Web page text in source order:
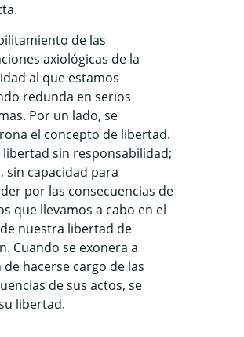
de las
axiológicas de la
al que estamos
redunda en serios
Por un lado, se
el concepto de libertad.
libertad sin responsabilidad;
sin capacidad para
por las consecuencias de
que llevamos a cabo en el
nuestra libertad de
Cuando se exonera a
de hacerse cargo de las
de sus actos, se
libertad.